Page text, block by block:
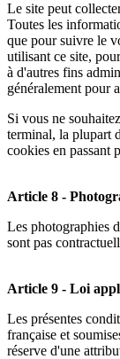
Le site peut
Toutes les
que pour suivre le
utilisant ce site,
à d'autres fins
généralement pour
Si vous ne
terminal, la plupart
cookies en passant
Article 8 -
Les photographies
sont pas
Article 9 - Loi
Les présentes
française et
réserve d'une